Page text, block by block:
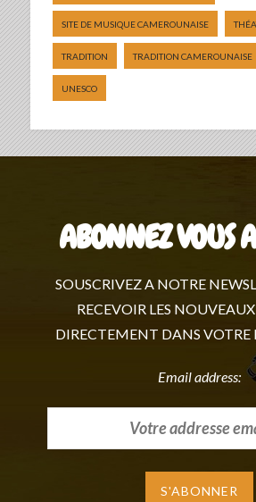
SITE DE MUSIQUE CAMEROUNAISE
TRADITION TRADITION CAMEROUNAISE
UNESCO
ABONNEZ VOUS
SOUSCRIVEZ A NOTRE
RECEVOIR LES
DIRECTEMENT DANS
Email address: